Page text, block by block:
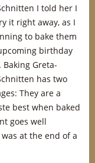
I told her I
it right away, as I
to bake them
birthday
Baking Greta-
has two
They are a
best when baked
goes well
at the end of a